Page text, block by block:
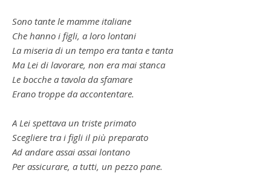
Sono tante le mamme italiane
Che hanno i figli, a loro lontani
La miseria di un tempo era tanta e tanta
Ma Lei di lavorare, non era mai stanca
Le bocche a tavola da sfamare
Erano troppe da accontentare.
A Lei spettava un triste primato
Scegliere tra i figli il più preparato
Ad andare assai assai lontano
Per assicurare, a tutti, un pezzo pane.